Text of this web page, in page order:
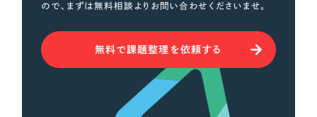
ので、まずは無料相談よりお問い合わせくださいませ。
無料で課題整理を依頼する